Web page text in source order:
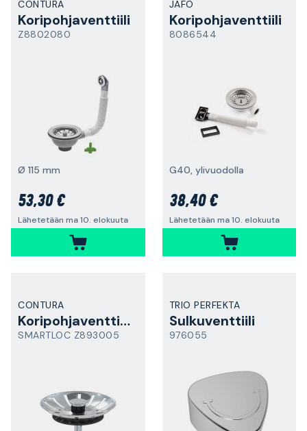
CONTURA
Koripohjaventtiili
Z8802080
Ø 115 mm
53,30 €
Lähetetään ma 10. elokuuta
JAFO
Koripohjaventtiili
8086544
G40, ylivuodolla
38,40 €
Lähetetään ma 10. elokuuta
CONTURA
Koripohjaventtiilin sihti
SMARTLOC Z893005
TRIO PERFEKTA
Sulkuventtiili
976055